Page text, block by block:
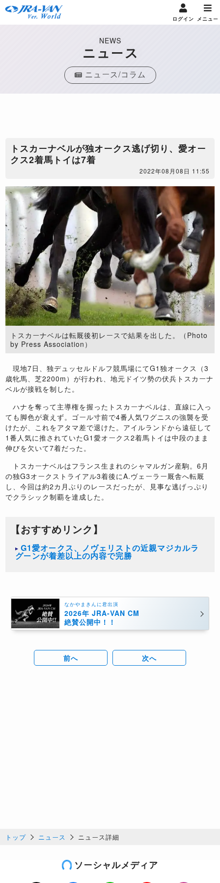
ログイン メニュー
NEWS
ニュース
ニュース/コラム
​トスカーナベルが独オークス逃げ切り、愛オー
クス2着馬トイは7着
2022年08月08日 11:55
トスカーナベルは転厩後初レースで結果を出した。（Photo
by Press Association）
現地7日、独デュッセルドルフ競馬場にてG1独オークス（3
歳牝馬、芝2200m）が行われ、地元ドイツ勢の伏兵トスカーナ
ベルが接戦を制した。
ハナを奪って主導権を握ったトスカーナベルは、直線に入っ
ても脚色が衰えず。ゴール寸前で4番人気ワグニスの強襲を受
けたが、これをアタマ差で退けた。アイルランドから遠征して
1番人気に推されていたG1愛オークス2着馬トイは中段のまま
伸びを欠いて7着だった。
トスカーナベルはフランス生まれのシャマルガン産駒。6月
の独G3オークストライアル3着後にA.ヴェーラー厩舎へ転厩
し、今回は約2カ月ぶりのレースだったが、見事な逃げっぷり
でクラシック制覇を達成した。
【おすすめリンク】
G1愛オークス、ノヴェリストの近親マジカルラ
グーンが着差以上の内容で完勝
なかやまきんに君出演
2026年 JRA-VAN CM
絶賛公開中！！
前へ 次へ
トップ ニュース ニュース詳細
ソーシャルメディア